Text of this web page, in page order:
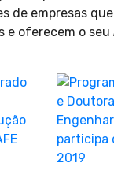
de empresas
e oferecem o seu